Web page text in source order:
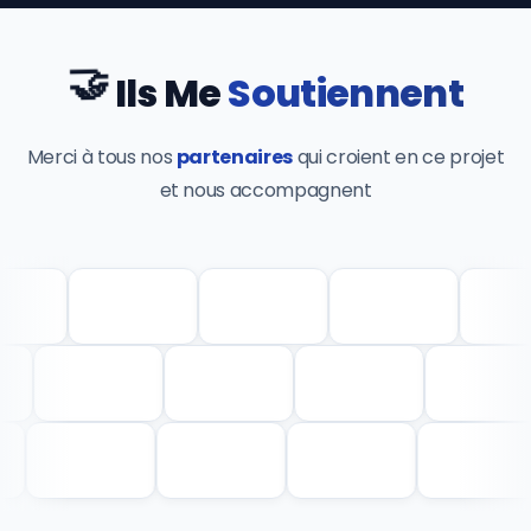
🤝Ils MeSoutiennent
Merci à tous nos partenairesqui croient en ce projet
et nous accompagnent